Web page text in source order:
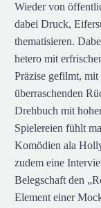
Wieder von
dabei Druck,
thematisieren.
hetero mit
Präzise gefilmt,
überraschenden
Drehbuch mit
Spielereien fühlt
Komödien ala
zudem eine
Belegschaft den
Element einer